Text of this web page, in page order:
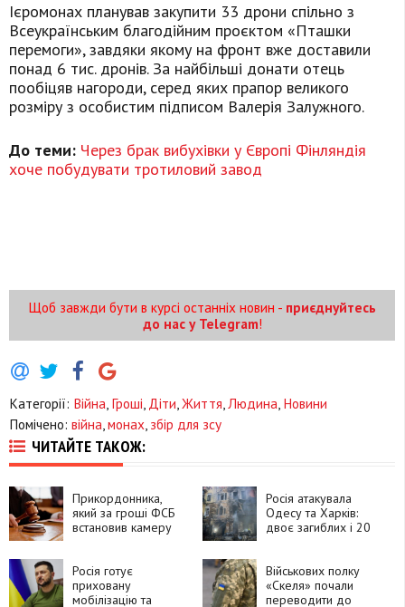
Ієромонах планував закупити 33 дрони спільно з
Всеукраїнським благодійним проєктом «Пташки
перемоги», завдяки якому на фронт вже доставили
понад 6 тис. дронів. За найбільші донати отець
пообіцяв нагороди, серед яких прапор великого
розміру з особистим підписом Валерія Залужного.
До теми: Через брак вибухівки у Європі Фінляндія
хоче побудувати тротиловий завод
Щоб завжди бути в курсі останніх новин - приєднуйтесь
до нас у Telegram!
Категорії: Війна Гроші Діти Життя Людина Новини
Помічено: війна монах збір для зсу
ЧИТАЙТЕ ТАКОЖ:
Прикордонника,
який за гроші ФСБ
встановив камеру
15 років
Росія атакувала
Одесу та Харків:
двоє загиблих і 20
Росія готує
приховану
мобілізацію та
Військових полку
«Скеля» почали
переводити до